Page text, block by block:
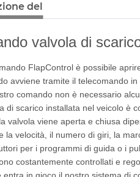
del
valvola di
FlapControl è possibile
avviene tramite il telecomando in
comando non è necessario
di scarico installata nel veicolo è
valvola viene aperta e chiusa
la velocità, il numero di giri, la
per i programmi di guida o i
costantemente controllati e